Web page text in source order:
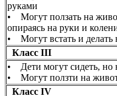
руками
• Могут ползать на
опираясь на руки и
• Могут встать и делать
Класс III
• Дети могут сидеть, но
• Могут ползти на
Класс IV